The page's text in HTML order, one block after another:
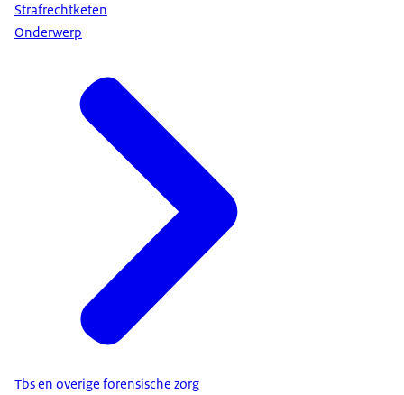
Strafrechtketen
Onderwerp
Tbs en overige forensische zorg